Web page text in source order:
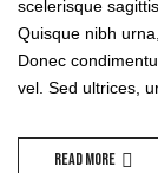
scelerisque
Quisque nibh
Donec
vel. Sed ultrices,
Read more